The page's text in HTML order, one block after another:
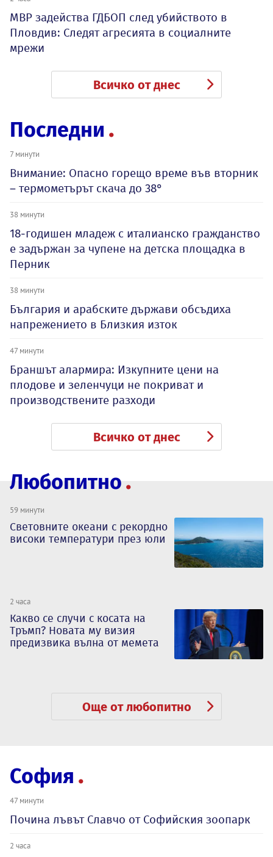
МВР задейства ГДБОП след убийството в
Пловдив: Следят агресията в социалните
мрежи
Всичко от днес
Последни
7 минути
Внимание: Опасно горещо време във вторник
– термометърът скача до 38°
38 минути
18-годишен младеж с италианско гражданство
е задържан за чупене на детска площадка в
Перник
38 минути
България и арабските държави обсъдиха
напрежението в Близкия изток
47 минути
Браншът алармира: Изкупните цени на
плодове и зеленчуци не покриват и
производствените разходи
Всичко от днес
Любопитно
59 минути
Световните океани с рекордно
високи температури през юли
2 часа
Какво се случи с косата на
Тръмп? Новата му визия
предизвика вълна от мемета
Още от любопитно
София
47 минути
Почина лъвът Славчо от Софийския зоопарк
2 часа